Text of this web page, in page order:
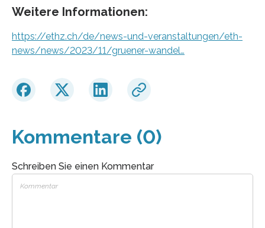
Weitere Informationen:
https://ethz.ch/de/news-und-veranstaltungen/eth-
news/news/2023/11/gruener-wandel…
Kommentare (0)
Schreiben Sie einen Kommentar